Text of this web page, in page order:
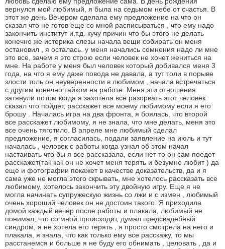
вернулся мой любимый, я была на седьмом небе от счастья. В
этот же день Вечером сделала ему предложение на что он
сказал что не готов еще со мной расписываться , что ему надо
закончить институт и.т.д. кучу причин что бы этого не делать
конечно же истерика слезы начала вещи собирать он меня
остановил , я осталась. у меня начались сомнения надо ли мне
это все, зачем я это строю если человек не хочет жениться на
мне. На работе у меня был человек который добивался меня 3
года, на что я ему даже повода не давала, а тут толи в порыве
злости толь он неуверенности в любимом , начала встречаться
с другим конечно тайком на работе. Меня эти отношения
затянули потом когда я захотела все разорвать этот человек
сказал что пойдет, расскажет все моему любимому если я его
брошу . Началась игра на два фронта, я боялась, что второй
все расскажет любимому, я не знала, что мне делать, меня это
все очень тяготило. В апреле мне любимый сделал
предложение, я согласилась, подали заявление на июль и тут
началась , человек с работы когда узнал об этом начал
настаивать что бы я все рассказала, если нет то он сам поедет
расскажет(так как он не хочет меня терять и безумно любит ) да
еще и фотографии покажет в качестве доказательств, да и я
сама уже не могла этого скрывать, мне хотелось рассказать все
любимому, хотелось закончить эту двойную игру. Еще я не
могла начинать супружескую жизнь со лжи и с измен , любимый
очень хороший человек он не достоин такого. Я приходила
домой каждый вечер после работы и плакала, любимый не
понимал, что со мной происходит, думал предсвадебный
синдром, я не хотела его терять , я просто смотрела на него и
плакала, я знала, что как только ему все расскажу, то мы
расстанемся и больше я не буду его обнимать , целовать , да и